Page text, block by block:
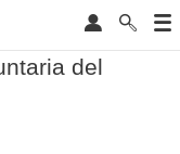
del